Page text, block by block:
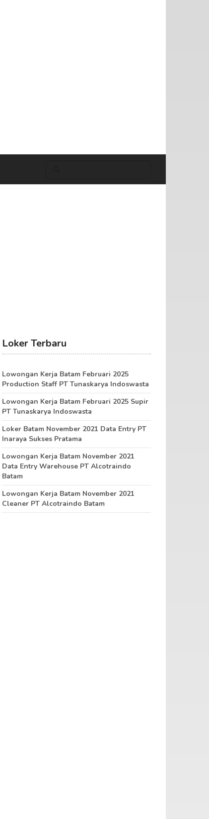
Loker Terbaru
Lowongan Kerja Batam Februari 2025
Production Staff PT Tunaskarya Indoswasta
Lowongan Kerja Batam Februari 2025 Supir
PT Tunaskarya Indoswasta
Loker Batam November 2021 Data Entry PT
Inaraya Sukses Pratama
Lowongan Kerja Batam November 2021
Data Entry Warehouse PT Alcotraindo
Batam
Lowongan Kerja Batam November 2021
Cleaner PT Alcotraindo Batam